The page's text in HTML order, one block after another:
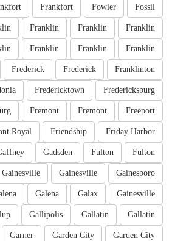
Fossil
Fowler
Frankfort
Franklin
Franklin
Franklin
Franklin
Franklin
Franklin
Franklinton
Frederick
Frederick
Fredericksburg
Fredericktown
Freeport
Fremont
Fremont
Friday Harbor
Friendship
Royal
Fulton
Fulton
Gadsden
Gainesboro
Gainesville
Gainesville
Gainesville
Galax
Galena
Gallatin
Gallatin
Gallipolis
Garden City
Garden City
Garner